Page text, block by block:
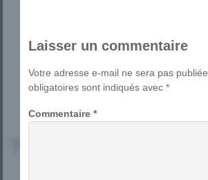
Laisser un commentaire
Votre adresse e-mail ne sera pas publiée.
obligatoires sont indiqués avec*
Commentaire*